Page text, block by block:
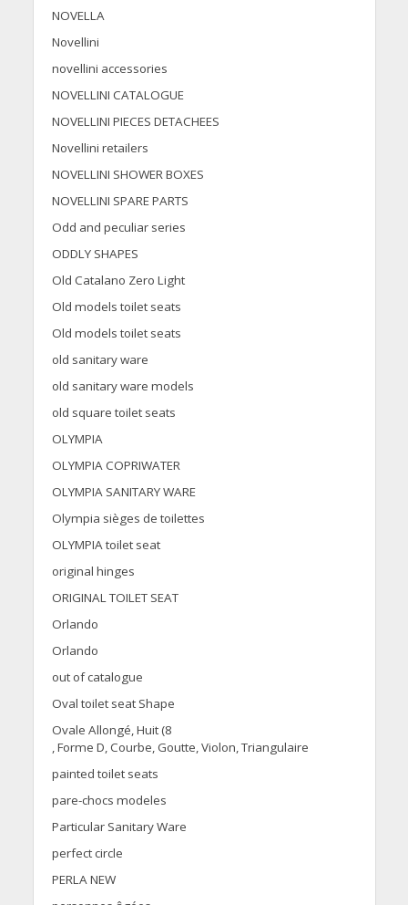
NOVELLA
Novellini
novellini accessories
NOVELLINI CATALOGUE
NOVELLINI PIECES DETACHEES
Novellini retailers
NOVELLINI SHOWER BOXES
NOVELLINI SPARE PARTS
Odd and peculiar series
ODDLY SHAPES
Old Catalano Zero Light
Old models toilet seats
Old models toilet seats
old sanitary ware
old sanitary ware models
old square toilet seats
OLYMPIA
OLYMPIA COPRIWATER
OLYMPIA SANITARY WARE
Olympia sièges de toilettes
OLYMPIA toilet seat
original hinges
ORIGINAL TOILET SEAT
Orlando
Orlando
out of catalogue
Oval toilet seat Shape
Ovale Allongé, Huit (8
, Forme D, Courbe, Goutte, Violon, Triangulaire
painted toilet seats
pare-chocs modeles
Particular Sanitary Ware
perfect circle
PERLA NEW